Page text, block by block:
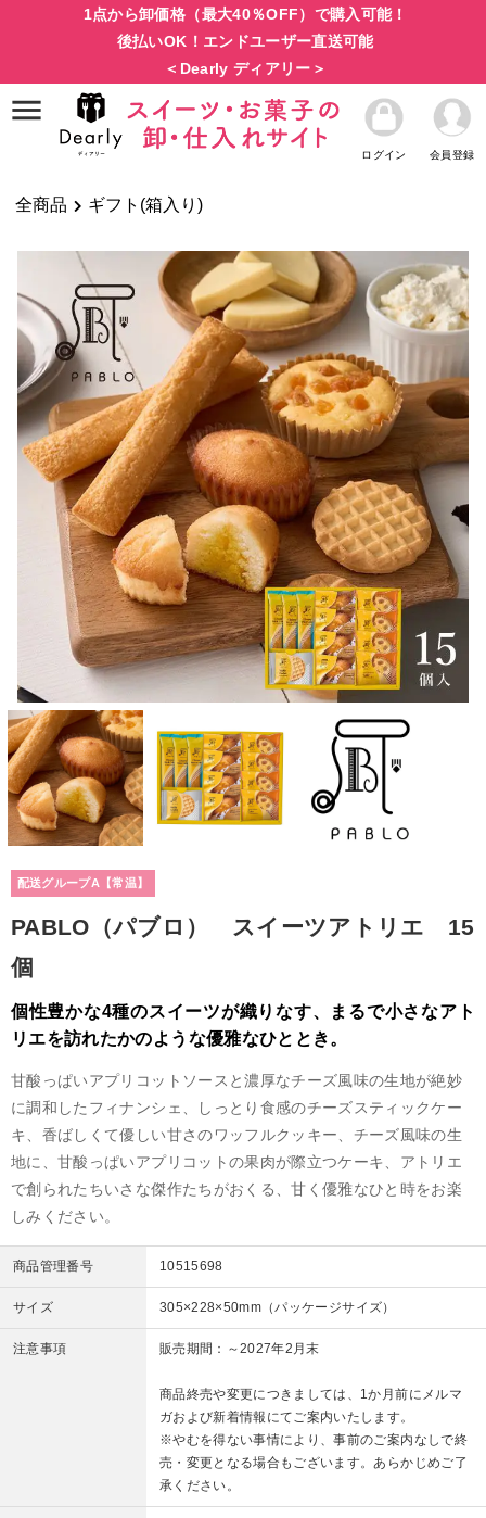
1点から卸価格（最大40％OFF）で購入可能！
後払いOK！エンドユーザー直送可能
＜Dearly ディアリー＞
ログイン 会員登録
全商品 ギフト(箱入り)
配送グループA【常温】
PABLO（パブロ） スイーツアトリエ 15
個
個性豊かな4種のスイーツが織りなす、まるで小さなアト
リエを訪れたかのような優雅なひととき。
甘酸っぱいアプリコットソースと濃厚なチーズ風味の生地が絶妙
に調和したフィナンシェ、しっとり食感のチーズスティックケー
キ、香ばしくて優しい甘さのワッフルクッキー、チーズ風味の生
地に、甘酸っぱいアプリコットの果肉が際立つケーキ、アトリエ
で創られたちいさな傑作たちがおくる、甘く優雅なひと時をお楽
しみください。
商品管理番号 10515698
サイズ 305×228×50mm（パッケージサイズ）
注意事項 販売期間：～2027年2月末
商品終売や変更につきましては、1か月前にメルマ
ガおよび新着情報にてご案内いたします。
※やむを得ない事情により、事前のご案内なしで終
売・変更となる場合もございます。あらかじめご了
承ください。